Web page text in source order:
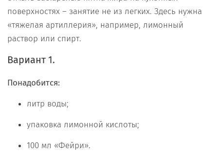
поверхностях – занятие не из легких. Здесь нужна
«тяжелая артиллерия», например, лимонный
раствор или спирт.
Вариант 1.
Понадобится:
литр воды;
упаковка лимонной кислоты;
100 мл «Фейри».